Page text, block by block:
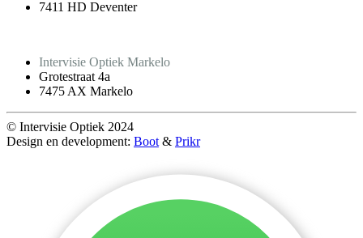
7411 HD Deventer
Intervisie Optiek Markelo
Grotestraat 4a
7475 AX Markelo
© Intervisie Optiek 2024
Design en development: Boot & Prikr